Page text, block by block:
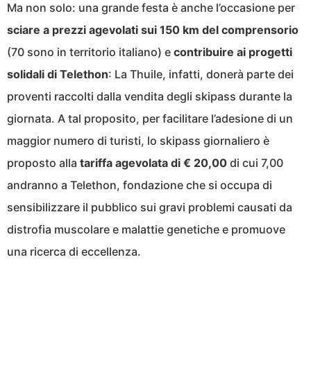
Ma non solo: una grande festa è anche l’occasione per
sciare a prezzi agevolati sui 150 km del comprensorio
(70 sono in territorio italiano) e contribuire ai progetti
solidali di Telethon: La Thuile, infatti, donerà parte dei
proventi raccolti dalla vendita degli skipass durante la
giornata. A tal proposito, per facilitare l’adesione di un
maggior numero di turisti, lo skipass giornaliero è
proposto alla tariffa agevolata di € 20,00 di cui 7,00
andranno a Telethon, fondazione che si occupa di
sensibilizzare il pubblico sui gravi problemi causati da
distrofia muscolare e malattie genetiche e promuove
una ricerca di eccellenza.